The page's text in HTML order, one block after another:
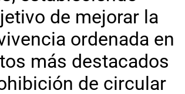
de mejorar la
ordenada en
más destacados
de circular